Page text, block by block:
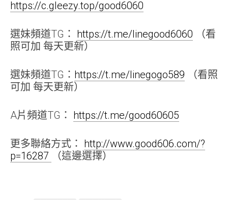
https://c.gleezy.top/good6060
選妹頻道TG： https://t.me/linegood6060 （看
照可加 每天更新）
選妹頻道TG： https://t.me/linegogo589 （看照
可加 每天更新）
A片頻道TG： https://t.me/good60605
更多聯絡方式： http://www.good606.com/?
p=16287
（這邊選擇）